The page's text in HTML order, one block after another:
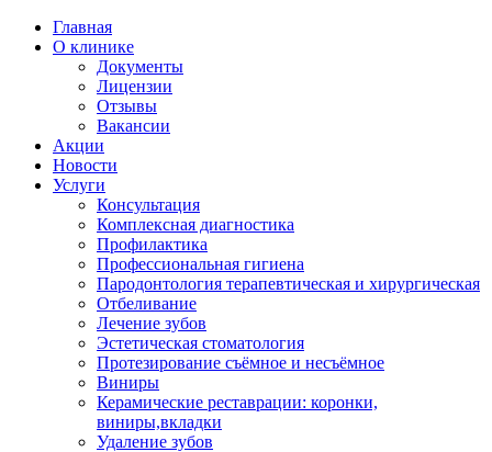
Главная
О клинике
Документы
Лицензии
Отзывы
Вакансии
Акции
Новости
Услуги
Консультация
Комплексная диагностика
Профилактика
Профессиональная гигиена
Пародонтология терапевтическая и хирургическая
Отбеливание
Лечение зубов
Эстетическая стоматология
Протезирование съёмное и несъёмное
Виниры
Керамические реставрации: коронки,
виниры,вкладки
Удаление зубов